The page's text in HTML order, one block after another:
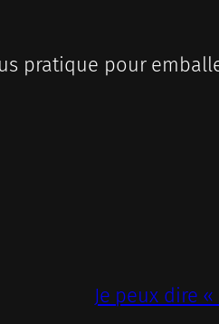
pratique pour
Je peux dire